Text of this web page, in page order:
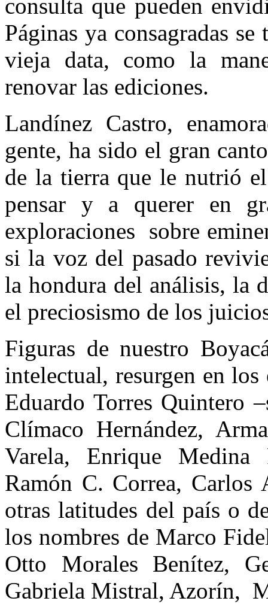
consulta que pueden
Páginas ya consagradas
vieja data, como la
renovar las ediciones.
Landínez Castro,
gente, ha sido el gran
de la tierra que le nutrió
pensar y a querer en
exploraciones sobre
si la voz del pasado
la hondura del análisis, la
el preciosismo de los
Figuras de nuestro
intelectual, resurgen en
Eduardo Torres Quintero
Clímaco Hernández,
Varela, Enrique Medina
Ramón C. Correa, Carlos
otras latitudes del país o
los nombres de Marco
Otto Morales Benítez,
Gabriela Mistral, Azorín,